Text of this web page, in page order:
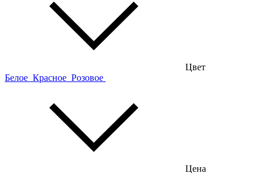
Цвет
Белое Красное Розовое
Цена